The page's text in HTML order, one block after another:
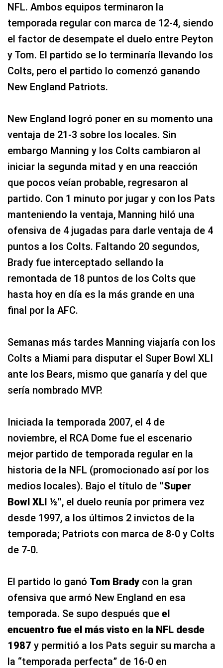
NFL. Ambos equipos terminaron la
temporada regular con marca de 12-4, siendo
el factor de desempate el duelo entre Peyton
y Tom. El partido se lo terminaría llevando los
Colts, pero el partido lo comenzó ganando
New England Patriots.
New England logró poner en su momento una
ventaja de 21-3 sobre los locales. Sin
embargo Manning y los Colts cambiaron al
iniciar la segunda mitad y en una reacción
que pocos veían probable, regresaron al
partido. Con 1 minuto por jugar y con los Pats
manteniendo la ventaja, Manning hiló una
ofensiva de 4 jugadas para darle ventaja de 4
puntos a los Colts. Faltando 20 segundos,
Brady fue interceptado sellando la
remontada de 18 puntos de los Colts que
hasta hoy en día es la más grande en una
final por la AFC.
Semanas más tardes Manning viajaría con los
Colts a Miami para disputar el Super Bowl XLI
ante los Bears, mismo que ganaría y del que
sería nombrado MVP.
Iniciada la temporada 2007, el 4 de
noviembre, el RCA Dome fue el escenario
mejor partido de temporada regular en la
historia de la NFL (promocionado así por los
medios locales). Bajo el título de “Super
Bowl XLI ½”, el duelo reunía por primera vez
desde 1997, a los últimos 2 invictos de la
temporada; Patriots con marca de 8-0 y Colts
de 7-0.
El partido lo ganó Tom Brady con la gran
ofensiva que armó New England en esa
temporada. Se supo después que el
encuentro fue el más visto en la NFL desde
1987 y permitió a los Pats seguir su marcha a
la “temporada perfecta” de 16-0 en